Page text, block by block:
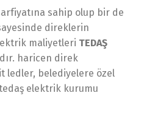
sahip olup bir de
direklerin
maliyetleri TEDAŞ
haricen direk
ledler, belediyelere özel
elektrik kurumu